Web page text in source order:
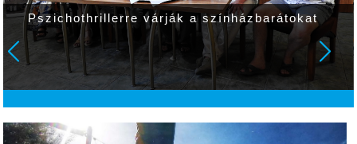
Pszichothrillerre várják a színházbarátokat